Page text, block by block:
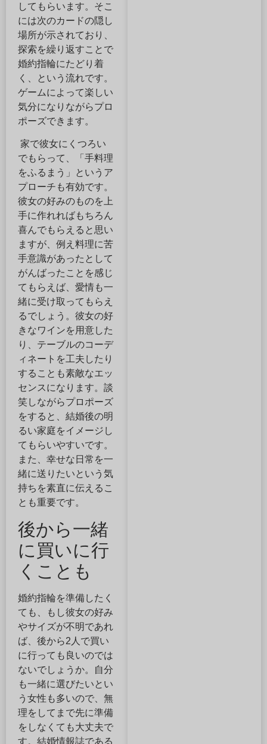
してもらいます。そこ
には次のカードの隠し
場所が示されており、
探索を繰り返すことで
婚約指輪にたどり着
く、という流れです。
ゲームによって楽しい
気分になりながらプロ
ポーズできます。
家で彼女にくつろい
でもらって、「手料理
をふるまう」というア
プローチも有効です。
彼女の好みのものを上
手に作れればもちろん
喜んでもらえると思い
ますが、例え料理に苦
手意識があったとして
がんばったことを感じ
てもらえば、愛情も一
緒に受け取ってもらえ
るでしょう。彼女の好
きなワインを用意した
り、テーブルのコーデ
ィネートを工夫したり
することも素敵なエッ
センスになります。談
笑しながらプロポーズ
をすると、結婚後の明
るい家庭をイメージし
てもらいやすいです。
また、幸せな日常を一
緒に送りたいという気
持ちを素直に伝えるこ
とも重要です。
後から一緒
に買いに行
くことも
婚約指輪を準備したく
ても、もし彼女の好み
やサイズが不明であれ
ば、後から2人で買い
に行っても良いのでは
ないでしょうか。自分
も一緒に選びたいとい
う女性も多いので、無
理をしてまで先に準備
をしなくても大丈夫で
す。結婚情報誌である